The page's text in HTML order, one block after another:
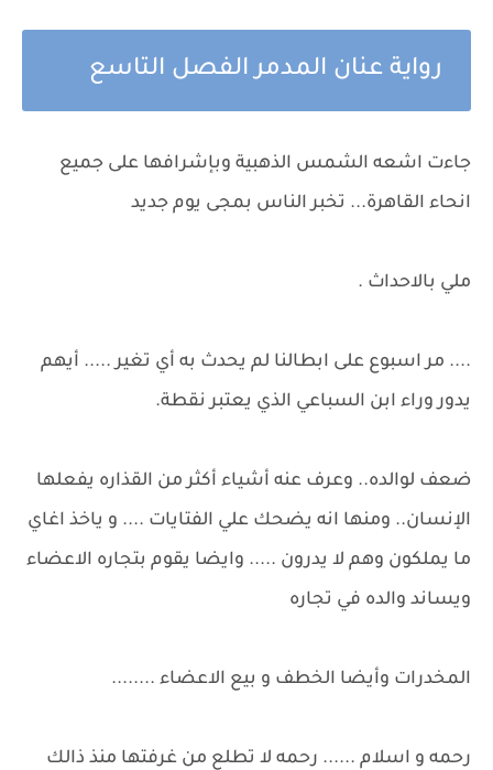
رواية عنان المدمر الفصل التاسع
جاءت اشعه الشمس الذهبية وبإشرافها على جميع
انحاء القاهرة... تخبر الناس بمجى يوم جديد
ملي بالاحداث .
.... مر اسبوع على ابطالنا لم يحدث به أي تغير ..... أيهم
يدور وراء ابن السباعي الذي يعتبر نقطة.
ضعف لوالده.. وعرف عنه أشياء أكثر من القذاره يفعلها
الإنسان.. ومنها انه يضحك علي الفتايات .... و ياخذ اغاي
ما يملكون وهم لا يدرون ..... وايضا يقوم بتجاره الاعضاء
ويساند والده في تجاره
المخدرات وأيضا الخطف و بيع الاعضاء ........
رحمه و اسلام ...... رحمه لا تطلع من غرفتها منذ ذالك